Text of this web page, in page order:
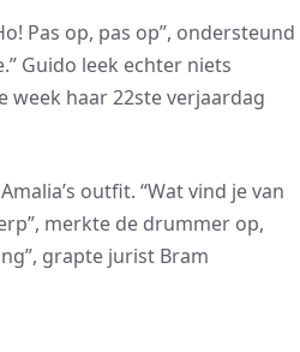
Pas op, pas op”, ondersteund
Guido leek echter niets
week haar 22ste verjaardag
outfit. “Wat vind je van
merkte de drummer op,
grapte jurist Bram